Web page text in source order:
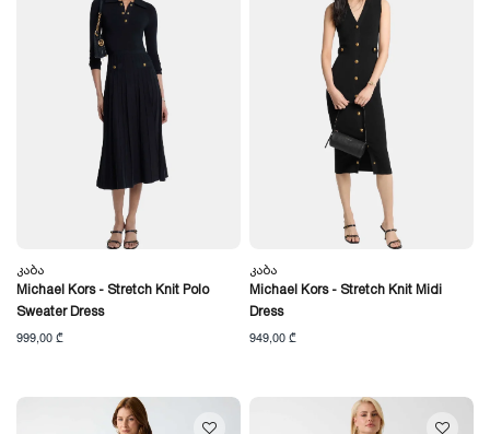
Კაბა
Michael Kors - Stretch Knit Polo
Sweater Dress
999,00 ₾
Კაბა
Michael Kors - Stretch Knit Midi
Dress
949,00 ₾